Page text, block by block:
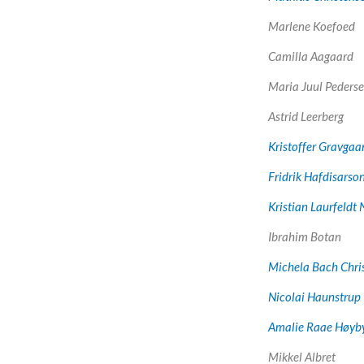
Marlene Koefoed
Camilla Aagaard
Maria Juul
Astrid Leerberg
Kristoffer
Fridrik
Kristian Laurfeldt
Ibrahim Botan
Michela Bach
Nicolai Haunstrup
Amalie Raae
Mikkel Albret